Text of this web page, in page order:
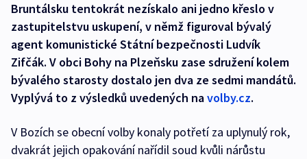
Bruntálsku tentokrát nezískalo ani jedno křeslo v
zastupitelstvu uskupení, v němž figuroval bývalý
agent komunistické Státní bezpečnosti Ludvík
Zifčák. V obci Bohy na Plzeňsku zase sdružení kolem
bývalého starosty dostalo jen dva ze sedmi mandátů.
Vyplývá to z výsledků uvedených navolby.cz.
V Bozích se obecní volby konaly potřetí za uplynulý rok,
dvakrát jejich opakování nařídil soud kvůli nárůstu